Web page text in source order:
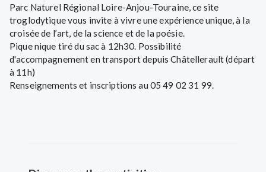
Parc Naturel Régional Loire-Anjou-Touraine, ce site
troglodytique vous invite à vivre une expérience unique, à la
croisée de l’art, de la science et de la poésie.
Pique nique tiré du sac à 12h30. Possibilité
d'accompagnement en transport depuis Châtellerault (départ
à 11h)
Renseignements et inscriptions au 05 49 02 31 99.